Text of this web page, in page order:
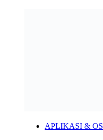
APLIKASI & OS